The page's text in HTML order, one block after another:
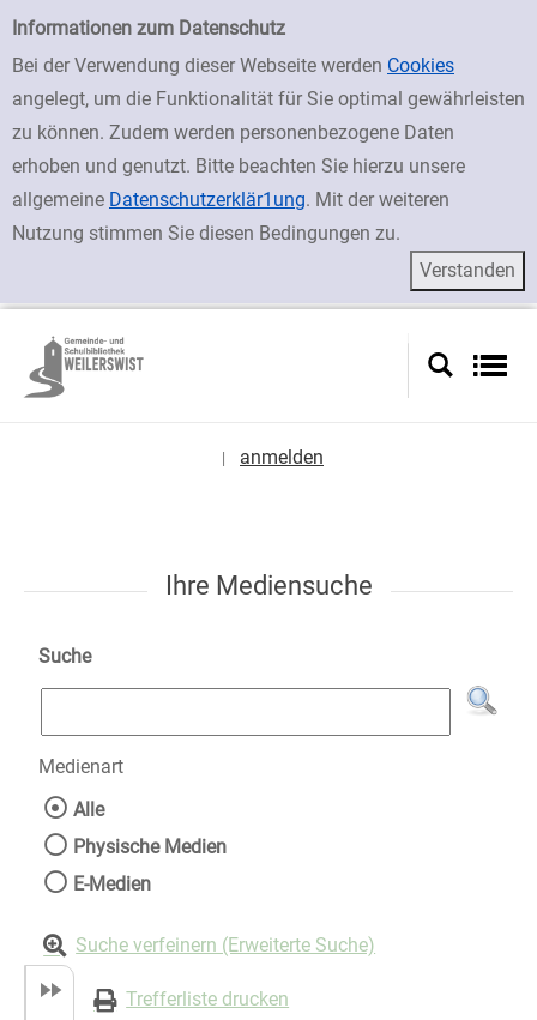
Einfache Suche
Informationen zum Datenschutz
Bei der Verwendung dieser Webseite werden Cookies
angelegt, um die Funktionalität für Sie optimal gewährleisten
zu können. Zudem werden personenbezogene Daten
erhoben und genutzt. Bitte beachten Sie hierzu unsere
allgemeine Datenschutzerklär1ung. Mit der weiteren
Nutzung stimmen Sie diesen Bedingungen zu.
zur Navigation springen
zum Inhalt springen
Zu den Suchfiltern springen
Zur Trefferliste springen
anmelden
Ihre Mediensuche
Suche
Medienart
Wählen Sie die Medienart nach der Sie
Alle
Physische Medien
E-Medien
Suche verfeinern (Erweiterte Suche)
Trefferliste drucken